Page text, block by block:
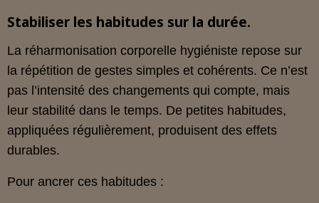
Stabiliser les habitudes sur la durée.
La réharmonisation corporelle hygiéniste repose sur
la répétition de gestes simples et cohérents. Ce n’est
pas l’intensité des changements qui compte, mais
leur stabilité dans le temps. De petites habitudes,
appliquées régulièrement, produisent des effets
durables.
Pour ancrer ces habitudes :